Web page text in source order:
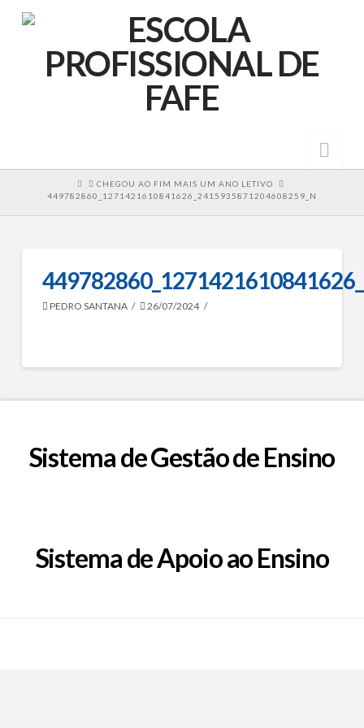
HOMECHEGOU AO FIM MAIS UM ANO LETIVO
449782860_1271421610841626_2415935871204608259_N
PEDRO SANTANA 26/07/2024
Sistema de Gestão de Ensino
Sistema de Apoio ao Ensino